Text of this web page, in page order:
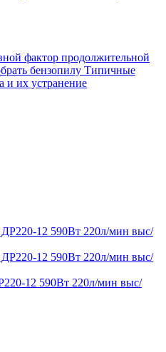
фактор продолжительной
бензопилу Типичные
и их устранение
12 590Вт 220л/мин выс/